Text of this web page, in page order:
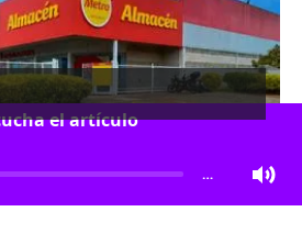
el artículo
…